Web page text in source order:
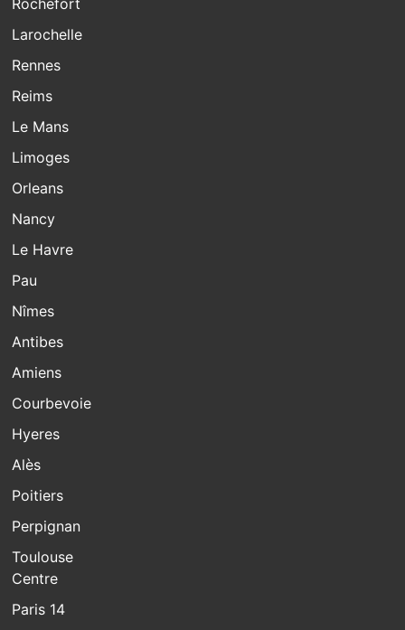
Rochefort
Larochelle
Rennes
Reims
Le Mans
Limoges
Orleans
Nancy
Le Havre
Pau
Nîmes
Antibes
Amiens
Courbevoie
Hyeres
Alès
Poitiers
Perpignan
Toulouse
Centre
Paris 14